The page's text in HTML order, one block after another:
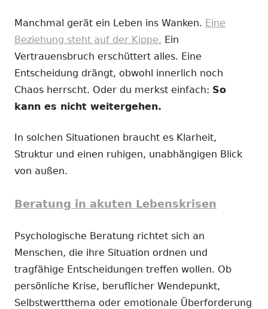
Manchmal gerät ein Leben ins Wanken. Eine
Beziehung steht auf der Kippe. Ein
Vertrauensbruch erschüttert alles. Eine
Entscheidung drängt, obwohl innerlich noch
Chaos herrscht. Oder du merkst einfach: So
kann es nicht weitergehen.
In solchen Situationen braucht es Klarheit,
Struktur und einen ruhigen, unabhängigen Blick
von außen.
Beratung in akuten Lebenskrisen
Psychologische Beratung richtet sich an
Menschen, die ihre Situation ordnen und
tragfähige Entscheidungen treffen wollen. Ob
persönliche Krise, beruflicher Wendepunkt,
Selbstwertthema oder emotionale Überforderung